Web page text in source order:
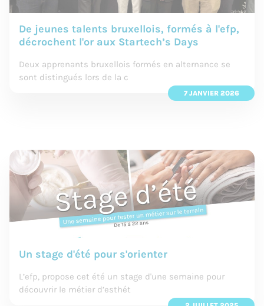
De jeunes talents bruxellois, formés à l'efp,
décrochent l'or aux Startech’s Days
Deux apprenants bruxellois formés en alternance se
sont distingués lors de la c
7 JANVIER 2026
Un stage d'été pour s'orienter
L’efp, propose cet été un stage d'une semaine pour
découvrir le métier d’esthét